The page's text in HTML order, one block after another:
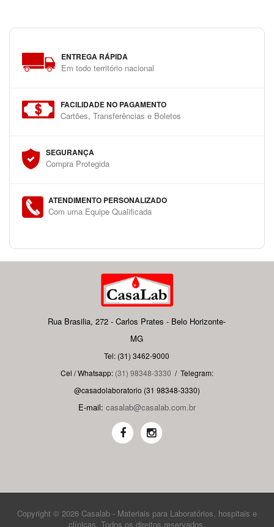
ENTREGA RÁPIDA
Em todo território nacional
FACILIDADE NO PAGAMENTO
Cartões, Transferências e Boletos
SEGURANÇA
Compra Protegida
ATENDIMENTO PERSONALIZADO
Com uma Equipe Qualificada
Rua Brasilia, 272 - Carlos Prates - Belo Horizonte-
MG
Tel: (31) 3462-9000
Cel / Whatsapp: (31) 98348-3330 / Telegram:
@casadolaboratorio (31 98348-3330)
E-mail: casalab@casalab.com.br
Copyright © 2026 Casalab - Materiais para Laboratórios, hospitais e
clínicas. Todos os direitos reservados.